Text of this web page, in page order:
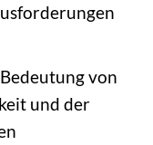
von
und der